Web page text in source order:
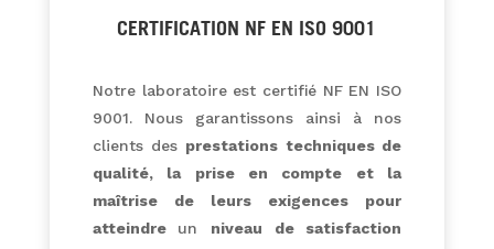
CERTIFICATION NF EN ISO 9001
Notre laboratoire est certifié NF EN ISO
9001. Nous garantissons ainsi à nos
clients des prestations techniques de
qualité, la prise en compte et la
maîtrise de leurs exigences pour
atteindre un niveau de satisfaction